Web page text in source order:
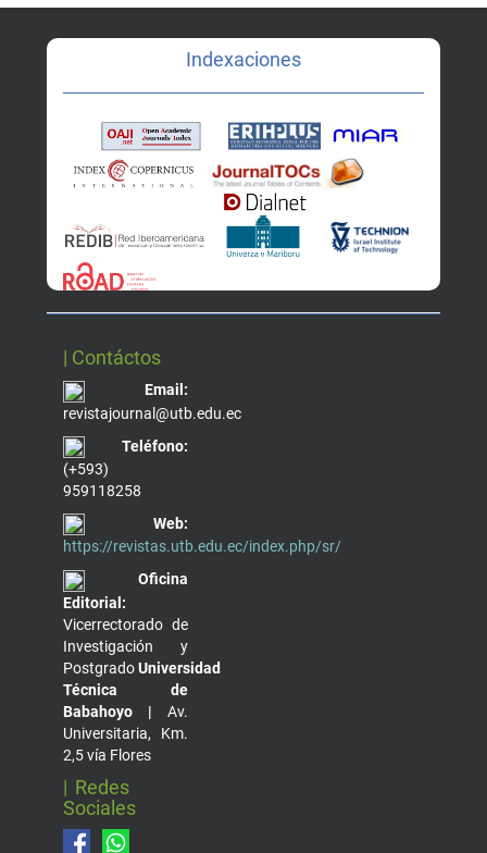
Indexaciones
| Contáctos
Email:
revistajournal@utb.edu.ec
Teléfono:
(+593)
959118258
Web:
https://revistas.utb.edu.ec/index.php/sr/
Oficina
Editorial:
Vicerrectorado de
Investigación y
PostgradoUniversidad
Técnica de
Babahoyo | Av.
Universitaria, Km.
2,5 vía Flores
| Redes
Sociales